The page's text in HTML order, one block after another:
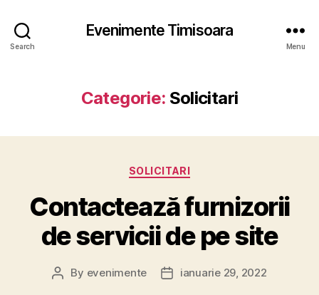
Search
Evenimente Timisoara
Menu
Categorie: Solicitari
Categories
SOLICITARI
Contactează furnizorii
de servicii de pe site
Post
By evenimente
Postianuarie 29, 2022